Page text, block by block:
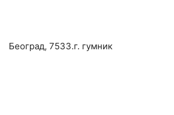
Београд, 7533.г. гумник